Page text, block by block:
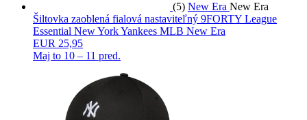
(5) New Era New Era
Šiltovka zaoblená fialová nastaviteľný 9FORTY League
Essential New York Yankees MLB New Era
EUR 25,95
Maj to 10 – 11 pred.